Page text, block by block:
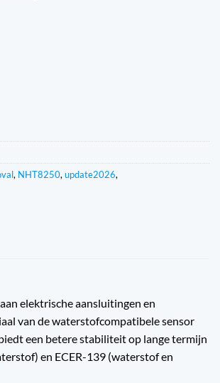
, NHT8250, update2026,
elektrische aansluitingen en
van de waterstofcompatibele sensor
een betere stabiliteit op lange termijn
en ECER-139 (waterstof en